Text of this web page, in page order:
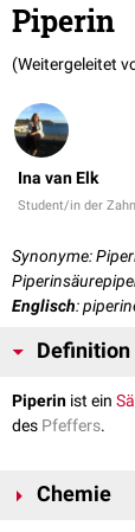
Piperin
(Weitergeleitet
Ina van Elk
Student/in der
Synonyme:
Englisch:
Definition
Piperin ist ein
des Pfeffers.
Chemie